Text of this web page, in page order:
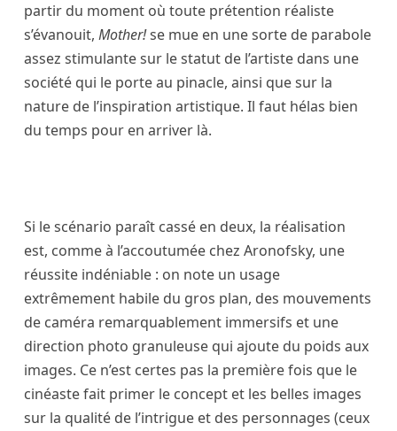
partir du moment où toute prétention réaliste
s’évanouit,Mother!se mue en une sorte de parabole
assez stimulante sur le statut de l’artiste dans une
société qui le porte au pinacle, ainsi que sur la
nature de l’inspiration artistique. Il faut hélas bien
du temps pour en arriver là.
Si le scénario paraît cassé en deux, la réalisation
est, comme à l’accoutumée chez Aronofsky, une
réussite indéniable : on note un usage
extrêmement habile du gros plan, des mouvements
de caméra remarquablement immersifs et une
direction photo granuleuse qui ajoute du poids aux
images. Ce n’est certes pas la première fois que le
cinéaste fait primer le concept et les belles images
sur la qualité de l’intrigue et des personnages (ceux